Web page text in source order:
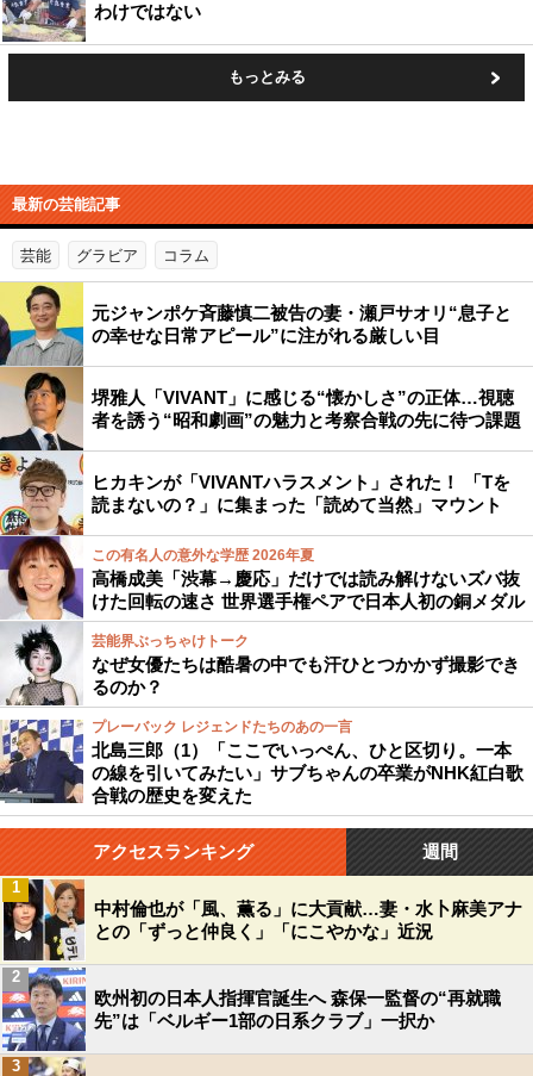
わけではない
もっとみる
最新の芸能記事
芸能 グラビア コラム
元ジャンポケ斉藤慎二被告の妻・瀬戸サオリ“息子と
の幸せな日常アピール”に注がれる厳しい目
堺雅人「VIVANT」に感じる“懐かしさ”の正体…視聴
者を誘う“昭和劇画”の魅力と考察合戦の先に待つ課題
ヒカキンが「VIVANTハラスメント」された！ 「Tを
読まないの？」に集まった「読めて当然」マウント
この有名人の意外な学歴 2026年夏
高橋成美「渋幕→慶応」だけでは読み解けないズバ抜
けた回転の速さ 世界選手権ペアで日本人初の銅メダル
芸能界ぶっちゃけトーク
なぜ女優たちは酷暑の中でも汗ひとつかかず撮影でき
るのか？
プレーバック レジェンドたちのあの一言
北島三郎（1）「ここでいっぺん、ひと区切り。一本
の線を引いてみたい」サブちゃんの卒業がNHK紅白歌
合戦の歴史を変えた
アクセスランキング 週間
中村倫也が「風、薫る」に大貢献…妻・水卜麻美アナ
との「ずっと仲良く」「にこやかな」近況
1
欧州初の日本人指揮官誕生へ 森保一監督の“再就職
先”は「ベルギー1部の日系クラブ」一択か
2
3